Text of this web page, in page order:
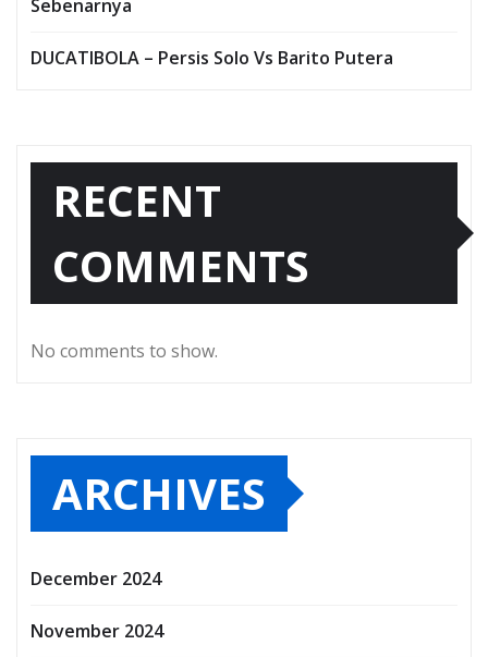
Sebenarnya
DUCATIBOLA – Persis Solo Vs Barito Putera
RECENT
COMMENTS
No comments to show.
ARCHIVES
December 2024
November 2024